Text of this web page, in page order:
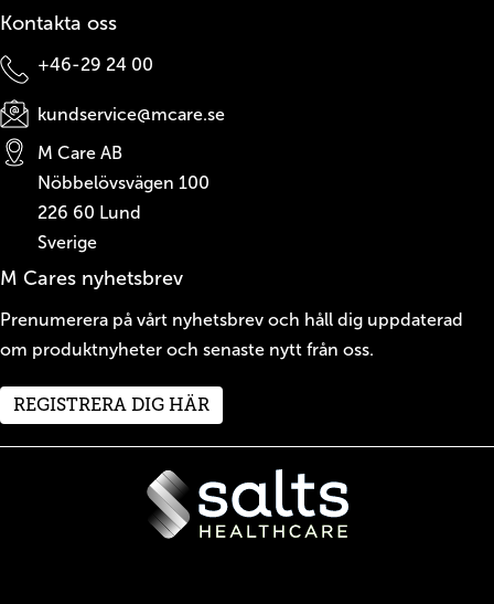
Kontakta oss
+46-29 24 00
kundservice@mcare.se
M Care AB
Nöbbelövsvägen 100
226 60 Lund
Sverige
M Cares nyhetsbrev
Prenumerera på vårt nyhetsbrev och håll dig uppdaterad
om produktnyheter och senaste nytt från oss.
REGISTRERA DIG HÄR